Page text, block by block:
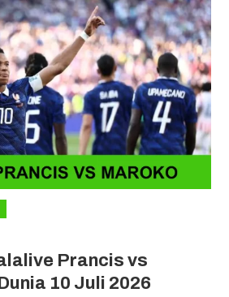
Prancis vs
10 Juli 2026